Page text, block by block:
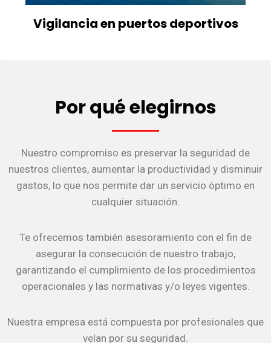
Vigilancia en puertos deportivos
Por qué elegirnos
Nuestro compromiso es preservar la seguridad de
nuestros clientes, aumentar la productividad y disminuir
gastos, lo que nos permite dar un servicio óptimo en
cualquier situación.
Te ofrecemos también asesoramiento con el fin de
asegurar la consecución de nuestro trabajo,
garantizando el cumplimiento de los procedimientos
operacionales y las normativas y/o leyes vigentes.
Nuestra empresa está compuesta por profesionales que
velan por su seguridad.